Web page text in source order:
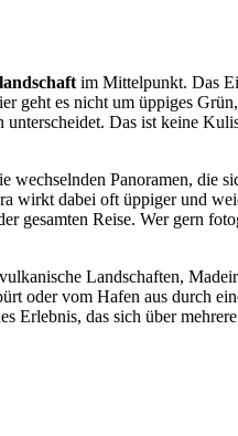
im Mittelpunkt. Das
geht es nicht um üppiges
Das ist keine
wechselnden Panoramen, die
wirkt dabei oft üppiger und
gesamten Reise. Wer gern
Landschaften,
oder vom Hafen aus durch
Erlebnis, das sich über